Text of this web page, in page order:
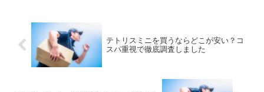
テトリスミニを買うならどこが安い？コ
スパ重視で徹底調査しました